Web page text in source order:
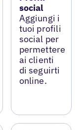
social
Aggiungi i
tuoi profili
social per
permettere
ai clienti
di seguirti
online.